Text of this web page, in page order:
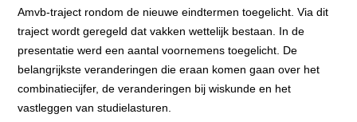
Amvb-traject rondom de nieuwe eindtermen toegelicht. Via dit
traject wordt geregeld dat vakken wettelijk bestaan. In de
presentatie werd een aantal voornemens toegelicht. De
belangrijkste veranderingen die eraan komen gaan over het
combinatiecijfer, de veranderingen bij wiskunde en het
vastleggen van studielasturen.